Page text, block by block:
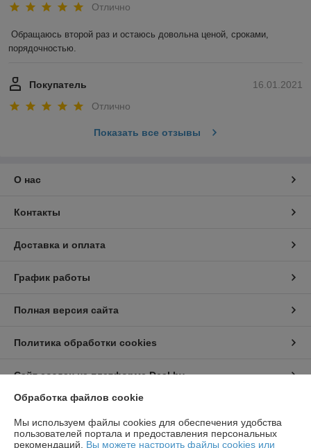
Отлично
Обращаюсь второй раз и остаюсь довольна ценой, сроками,
порядочностью.
16.01.2021
Покупатель
Отлично
Показать все отзывы
О нас
Контакты
Доставка и оплата
График работы
Полная версия сайта
Политика обработки cookies
Сайт создан на платформе Deal.by
Информация для покупателя
Юридическое лицо:ООО "Топтрейдинвест"
Обработка файлов cookie
Мы используем файлы cookies для обеспечения удобства
пользователей портала и предоставления персональных
рекомендаций. Вы можете настроить файлы cookies или